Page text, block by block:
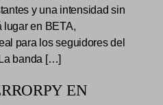
y una intensidad sin
lugar en BETA,
para los seguidores del
banda […]
EN